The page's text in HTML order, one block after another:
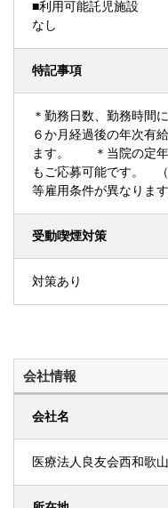
■利用可能託児施設
なし
特記事項
＊勤務日数、勤務時
６か月経過後の年次有
ます。 ＊当院の定年
もご応募可能です。
等雇用条件が異なります
受動喫煙対策
対策あり
会社情報
会社名
医療法人良友会西和歌